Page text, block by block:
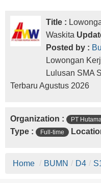
Title :
Waskita
Posted by :
Lowongan
Lulusan SMA
Terbaru Agustus 2026
Organization : PT
Type :
Full-time
Home / BUMN / D4 /